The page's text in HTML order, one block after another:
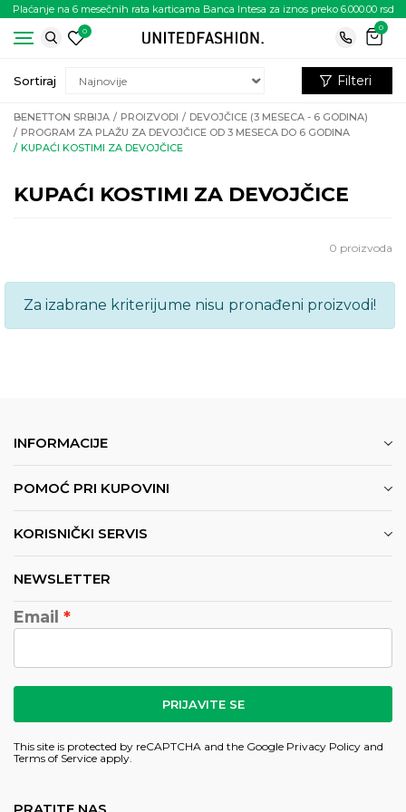
Plaćanje na 6 mesečnih rata karticama Banca Intesa za iznos preko 6.000.00 rsd
0
0
BENETTON SRBIJA PROIZVODI
DEVOJČICE (3 MESECA - 6 GODINA)
PROGRAM ZA PLAŽU ZA DEVOJČICE OD 3 MESECA DO 6 GODINA
KUPAĆI KOSTIMI ZA DEVOJČICE
KUPAĆI KOSTIMI ZA DEVOJČICE
Sortiraj Filteri
0 proizvoda
Za izabrane kriterijume nisu pronađeni proizvodi!
INFORMACIJE
POMOĆ PRI KUPOVINI
KORISNIČKI SERVIS
NEWSLETTER
Email
PRIJAVITE SE
This site is protected by reCAPTCHA and the Google Privacy Policy and
Terms of Service apply.